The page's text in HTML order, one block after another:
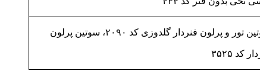
سوتین تور و پرلون فنردار گلدوزی کد ۲۰۹۰، سوتین پرلون
کد ۳۵۲۵